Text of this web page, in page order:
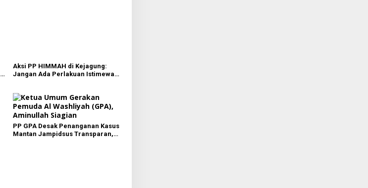
Aksi PP HIMMAH di Kejagung:
Jangan Ada Perlakuan Istimewa
PP GPA Desak Penanganan Kasus
Mantan Jampidsus Transparan,